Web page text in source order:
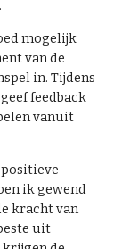
mogelijk
van de
in. Tijdens
feedback
vanuit
ik gewend
kracht van
uit